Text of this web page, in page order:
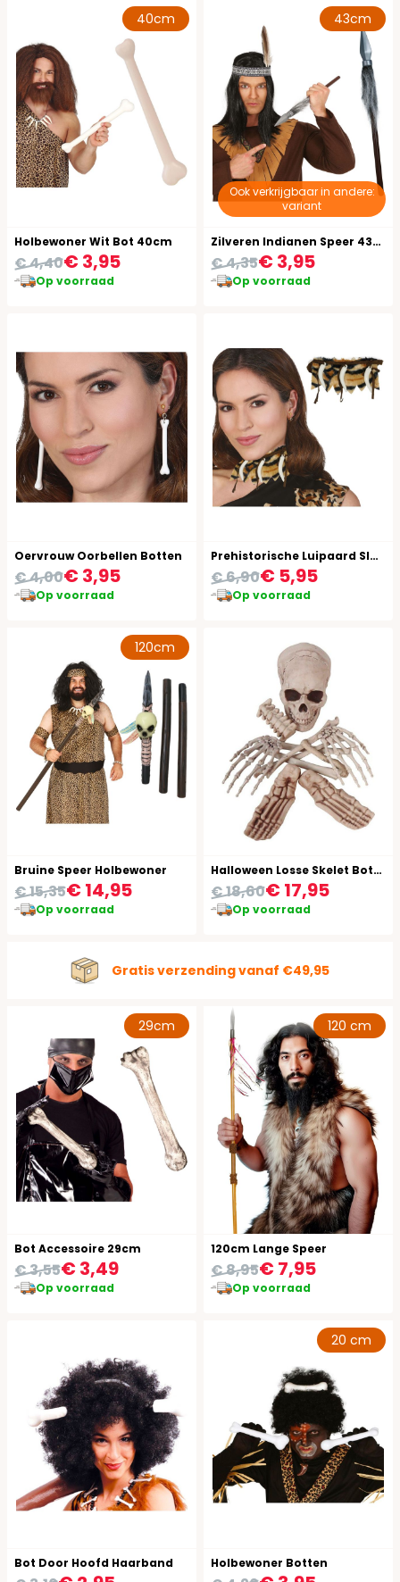
40cm
Holbewoner Wit Bot 40cm
€ 3,95
€ 4,40
Op voorraad
Ook verkrijgbaar in andere:
variant
43cm
Zilveren Indianen Speer 43cm
€ 3,95
€ 4,35
Op voorraad
Oervrouw Oorbellen Botten
€ 3,95
€ 4,00
Op voorraad
Prehistorische Luipaard Slagtand Ketting
€ 5,95
€ 6,90
Op voorraad
120cm
Bruine Speer Holbewoner
€ 14,95
€ 15,35
Op voorraad
Halloween Losse Skelet Botten Decoratie
€ 17,95
€ 18,60
Op voorraad
Gratis verzending vanaf €49,95
29cm
Bot Accessoire 29cm
€ 3,49
€ 3,55
Op voorraad
120 cm
120cm Lange Speer
€ 7,95
€ 8,95
Op voorraad
Bot Door Hoofd Haarband
20 cm
Holbewoner Botten